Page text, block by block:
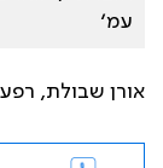
עמ׳
אורן שבולת,